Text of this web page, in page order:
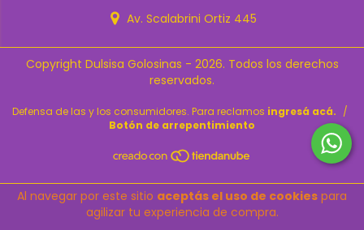
Al navegar por este sitio aceptás el uso de cookies para
agilizar tu experiencia de compra.
Av. Scalabrini Ortiz 445
Copyright Dulsisa Golosinas - 2026. Todos los derechos
reservados.
Defensa de las y los consumidores. Para reclamos ingresá acá. /
Botón de arrepentimiento